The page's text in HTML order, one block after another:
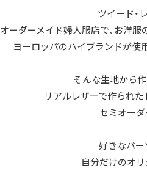
ツイード・
オーダーメイド婦人服店で、お洋
ヨーロッパのハイブランドが使
そんな生地から
リアルレザーで作られ
セミオー
好きなパ
自分だけのオ